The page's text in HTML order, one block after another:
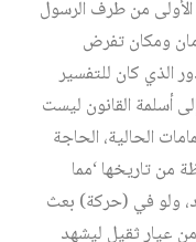
الأولى من طرف الرسول
ومكان تفرض
الذي كان للتفسير
أسلمة القانون ليست
الحالية، الحاجة
من تاريخها ‘مما
ولو في (حركة) بعث
عيار ثقيل ليشهد